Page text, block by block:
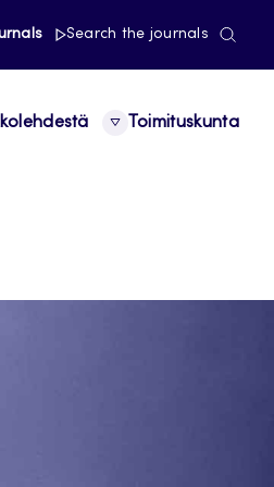
Search the journals
Toimituskunta